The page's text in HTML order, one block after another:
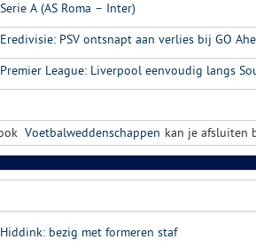
Serie A (AS Roma – Inter)
Eredivisie: PSV ontsnapt aan verlies bij GO
Premier League: Liverpool eenvoudig langs
Voetbalweddenschappen kan je afsluiten
Hiddink: bezig met formeren staf